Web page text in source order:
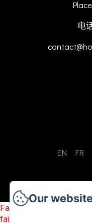
电
EN
FR
Failed to load
failed. (missing:
Our